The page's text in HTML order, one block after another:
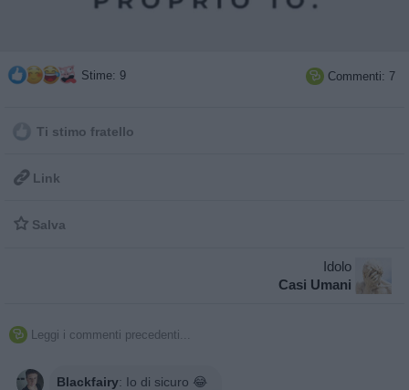
Stime: 9  Commenti: 7
Ti stimo fratello
 Link
 Salva
Idolo
Casi Umani
 Leggi i commenti precedenti...
Blackfairy: Io di sicuro 😂